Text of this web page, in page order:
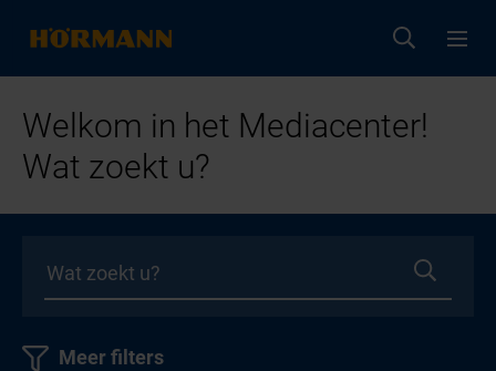
Welkom in het Mediacenter!
Wat zoekt u?
Meer filters